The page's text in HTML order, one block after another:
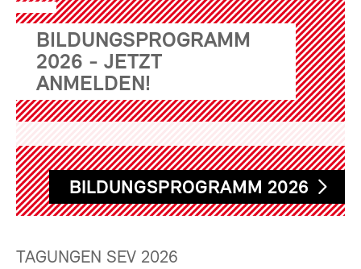
BILDUNGSPROGRAMM
2026 - JETZT
ANMELDEN!
BILDUNGSPROGRAMM 2026
TAGUNGEN SEV 2026